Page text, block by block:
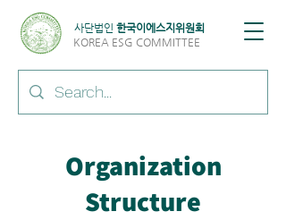
​사단법인 한국이에스지위원회
KOREA ESG COMMITTEE
Organization
Structure